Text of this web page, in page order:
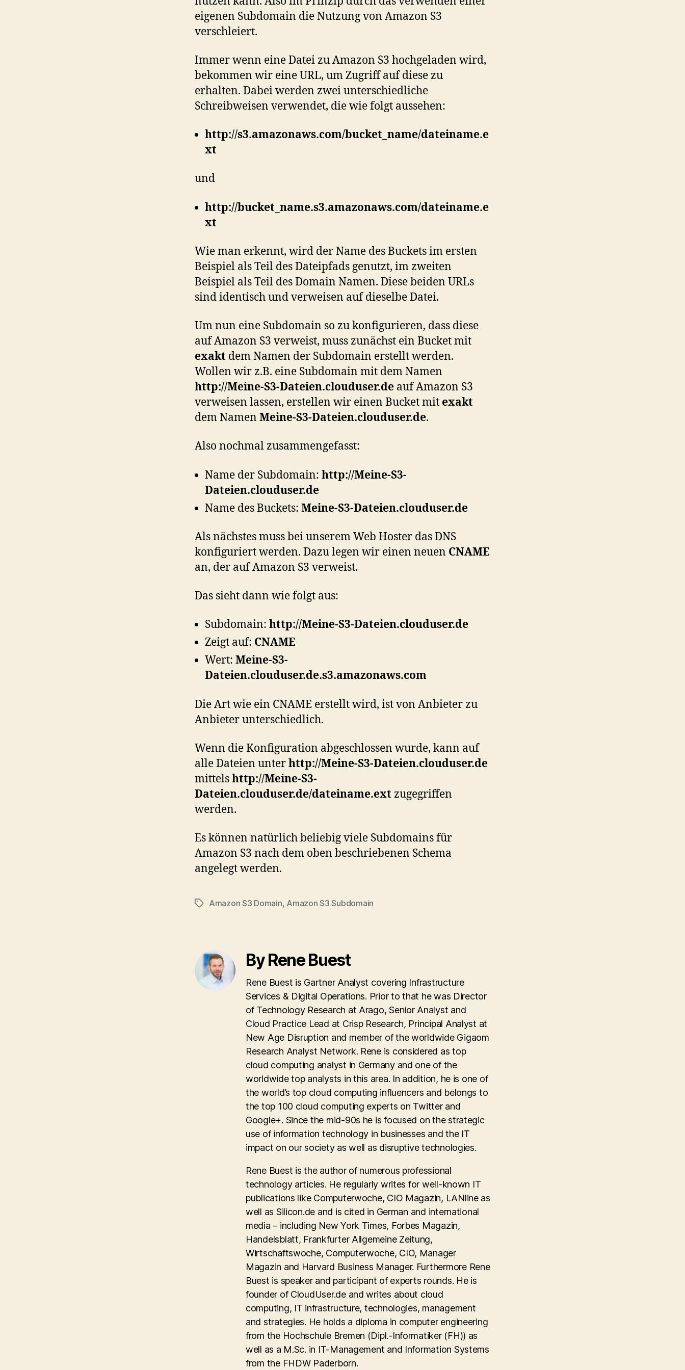
eigenen Subdomain die Nutzung von Amazon S3
verschleiert.
Immer wenn eine Datei zu Amazon S3 hochgeladen wird,
bekommen wir eine URL, um Zugriff auf diese zu
erhalten. Dabei werden zwei unterschiedliche
Schreibweisen verwendet, die wie folgt aussehen:
http://s3.amazonaws.com/bucket_name/dateiname.e
xt
und
http://bucket_name.s3.amazonaws.com/dateiname.e
xt
Wie man erkennt, wird der Name des Buckets im ersten
Beispiel als Teil des Dateipfads genutzt, im zweiten
Beispiel als Teil des Domain Namen. Diese beiden URLs
sind identisch und verweisen auf dieselbe Datei.
Um nun eine Subdomain so zu konfigurieren, dass diese
auf Amazon S3 verweist, muss zunächst ein Bucket mit
exakt dem Namen der Subdomain erstellt werden.
Wollen wir z.B. eine Subdomain mit dem Namen
http://Meine-S3-Dateien.clouduser.de auf Amazon S3
verweisen lassen, erstellen wir einen Bucket mit exakt
dem Namen Meine-S3-Dateien.clouduser.de.
Also nochmal zusammengefasst:
Name der Subdomain: http://Meine-S3-
Dateien.clouduser.de
Name des Buckets: Meine-S3-Dateien.clouduser.de
Als nächstes muss bei unserem Web Hoster das DNS
konfiguriert werden. Dazu legen wir einen neuen CNAME
an, der auf Amazon S3 verweist.
Das sieht dann wie folgt aus:
Subdomain: http://Meine-S3-Dateien.clouduser.de
Zeigt auf: CNAME
Wert: Meine-S3-
Dateien.clouduser.de.s3.amazonaws.com
Die Art wie ein CNAME erstellt wird, ist von Anbieter zu
Anbieter unterschiedlich.
Wenn die Konfiguration abgeschlossen wurde, kann auf
alle Dateien unterhttp://Meine-S3-Dateien.clouduser.de
mittelshttp://Meine-S3-
Dateien.clouduser.de/dateiname.ext zugegriffen
werden.
Es können natürlich beliebig viele Subdomains für
Amazon S3 nach dem oben beschriebenen Schema
angelegt werden.
TagsAmazon S3 Domain, Amazon S3 Subdomain
By Rene Buest
Rene Buest is Gartner Analyst covering Infrastructure
Services & Digital Operations. Prior to that he was Director
of Technology Research at Arago, Senior Analyst and
Cloud Practice Lead at Crisp Research, Principal Analyst at
New Age Disruption and member of the worldwide Gigaom
Research Analyst Network. Rene is considered as top
cloud computing analyst in Germany and one of the
worldwide top analysts in this area. In addition, he is one of
the world’s top cloud computing influencers and belongs to
the top 100 cloud computing experts on Twitter and
Google+. Since the mid-90s he is focused on the strategic
use of information technology in businesses and the IT
impact on our society as well as disruptive technologies.
Rene Buest is the author of numerous professional
technology articles. He regularly writes for well-known IT
publications like Computerwoche, CIO Magazin, LANline as
well as Silicon.de and is cited in German and international
media – including New York Times, Forbes Magazin,
Handelsblatt, Frankfurter Allgemeine Zeitung,
Wirtschaftswoche, Computerwoche, CIO, Manager
Magazin and Harvard Business Manager. Furthermore Rene
Buest is speaker and participant of experts rounds. He is
founder of CloudUser.de and writes about cloud
computing, IT infrastructure, technologies, management
and strategies. He holds a diploma in computer engineering
from the Hochschule Bremen (Dipl.-Informatiker (FH)) as
well as a M.Sc. in IT-Management and Information Systems
from the FHDW Paderborn.